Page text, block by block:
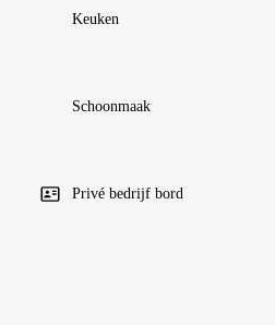
Keuken
Schoonmaak
Privé bedrijf bord